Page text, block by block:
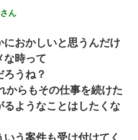
ん
におかしいと思うんだけ
な時って
ろうね？
からもその仕事を続けた
ようなことはしたくな
う案件も受け付けてく